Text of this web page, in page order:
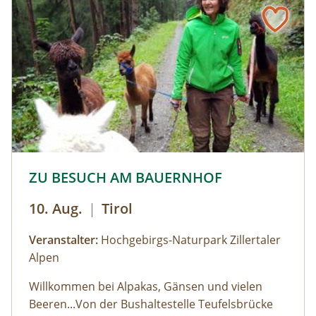
ZU BESUCH AM BAUERNHOF
10. Aug. | Tirol
Veranstalter: Hochgebirgs-Naturpark Zillertaler
Alpen
Willkommen bei Alpakas, Gänsen und vielen
Beeren...Von der Bushaltestelle Teufelsbrücke